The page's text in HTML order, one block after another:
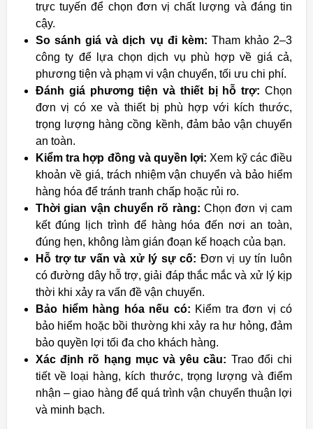
trực tuyến để chọn đơn vị chất lượng và đáng tin
cậy.
So sánh giá và dịch vụ đi kèm: Tham khảo 2–3
công ty để lựa chọn dịch vụ phù hợp về giá cả,
phương tiện và phạm vi vận chuyển, tối ưu chi phí.
Đánh giá phương tiện và thiết bị hỗ trợ: Chọn
đơn vị có xe và thiết bị phù hợp với kích thước,
trọng lượng hàng cồng kềnh, đảm bảo vận chuyển
an toàn.
Kiểm tra hợp đồng và quyền lợi: Xem kỹ các điều
khoản về giá, trách nhiệm vận chuyển và bảo hiểm
hàng hóa để tránh tranh chấp hoặc rủi ro.
Thời gian vận chuyển rõ ràng: Chọn đơn vị cam
kết đúng lịch trình để hàng hóa đến nơi an toàn,
đúng hẹn, không làm gián đoạn kế hoạch của bạn.
Hỗ trợ tư vấn và xử lý sự cố: Đơn vị uy tín luôn
có đường dây hỗ trợ, giải đáp thắc mắc và xử lý kịp
thời khi xảy ra vấn đề vận chuyển.
Bảo hiểm hàng hóa nếu có: Kiểm tra đơn vị có
bảo hiểm hoặc bồi thường khi xảy ra hư hỏng, đảm
bảo quyền lợi tối đa cho khách hàng.
Xác định rõ hạng mục và yêu cầu: Trao đổi chi
tiết về loại hàng, kích thước, trọng lượng và điểm
nhận – giao hàng để quá trình vận chuyển thuận lợi
và minh bạch.